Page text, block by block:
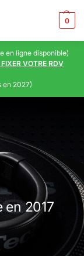
0
en ligne disponible)
VOTRE RDV
en 2027)
2017